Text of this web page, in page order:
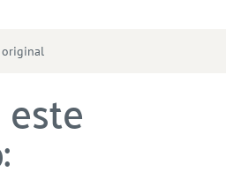
original